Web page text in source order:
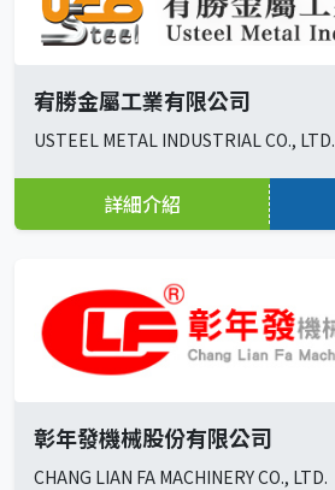
宥勝金屬工業有限公司
USTEEL METAL INDUSTRIAL CO., LTD.
詳細介紹
彰年發機械股份有限公司
CHANG LIAN FA MACHINERY CO., LTD.